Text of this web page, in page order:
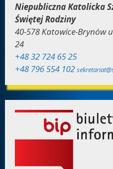
Niepubliczna Katolicka
Świętej Rodziny
40-578 Katowice-Brynów
24
+48 32 724 65 25
+48 796 554 102